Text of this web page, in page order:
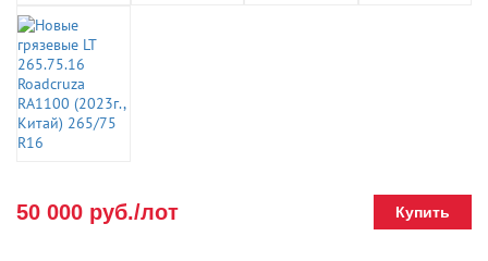
50 000 руб./лот Купить